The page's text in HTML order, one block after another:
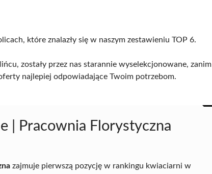
które znalazły się w naszym zestawieniu TOP 6.
zostały przez nas starannie wyselekcjonowane, zanim
najlepiej odpowiadające Twoim potrzebom.
| Pracownia Florystyczna
zajmuje pierwszą pozycję w rankingu kwiaciarni w